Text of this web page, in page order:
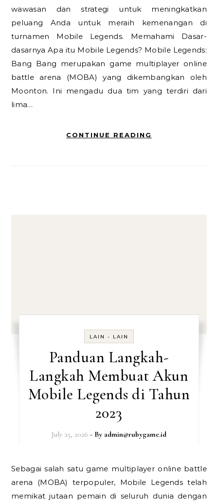
wawasan dan strategi untuk meningkatkan
peluang Anda untuk meraih kemenangan di
turnamen Mobile Legends. Memahami Dasar-
dasarnya Apa itu Mobile Legends? Mobile Legends:
Bang Bang merupakan game multiplayer online
battle arena (MOBA) yang dikembangkan oleh
Moonton. Ini mengadu dua tim yang terdiri dari
lima…
CONTINUE READING
LAIN - LAIN
Panduan Langkah-
Langkah Membuat Akun
Mobile Legends di Tahun
2023
July 25, 2026 - By admin@rubygame.id
Sebagai salah satu game multiplayer online battle
arena (MOBA) terpopuler, Mobile Legends telah
memikat jutaan pemain di seluruh dunia dengan